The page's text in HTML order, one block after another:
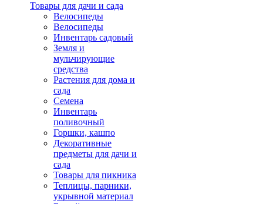
Товары для дачи и сада
Велосипеды
Велосипеды
Инвентарь садовый
Земля и
мульчирующие
средства
Растения для дома и
сада
Семена
Инвентарь
поливочный
Горшки, кашпо
Декоративные
предметы для дачи и
сада
Товары для пикника
Теплицы, парники,
укрывной материал